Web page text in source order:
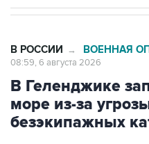
В РОССИИ → ВОЕННАЯ
08:59, 6 августа 2026
В Геленджике
море из-за
безэкипажных